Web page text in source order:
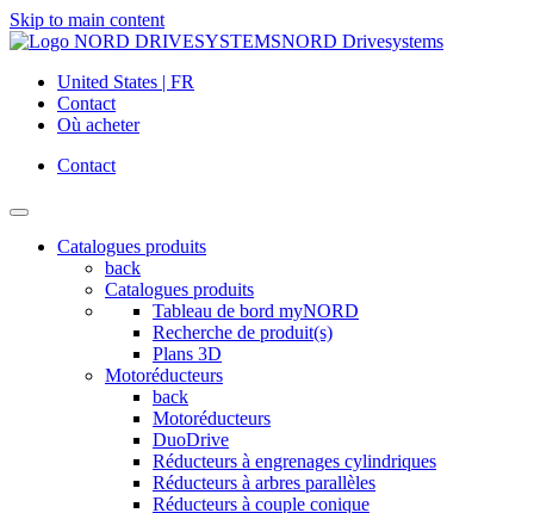
Skip to main content
NORD Drivesystems
United States | FR
Contact
Où acheter
Contact
Catalogues produits
back
Catalogues produits
Tableau de bord myNORD
Recherche de produit(s)
Plans 3D
Motoréducteurs
back
Motoréducteurs
DuoDrive
Réducteurs à engrenages cylindriques
Réducteurs à arbres parallèles
Réducteurs à couple conique